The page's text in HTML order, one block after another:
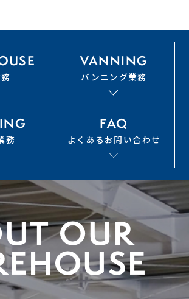
VANNING
バンニング業務
務
FAQ
よくあるお問い合わせ
OUR